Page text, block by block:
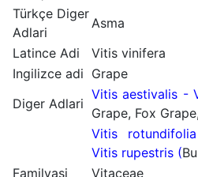
Türkçe Diger
Adlari
Asma
Latince Adi
Vitis vinifera
Ingilizce adi Grape
Diger Adlari
Vitis aestivalis -
Grape, Fox
Vitis
Vitis rupestris (
Familyasi
Vitaceae